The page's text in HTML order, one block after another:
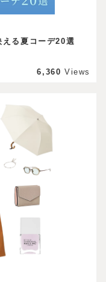
る夏コーデ20選
6,360 Views